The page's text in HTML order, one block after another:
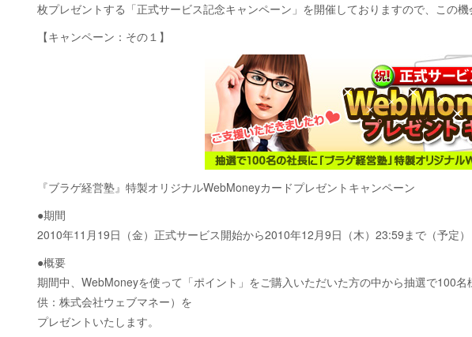
枚プレゼントする「正式サービス記念キャンペーン」を開催しておりますので、この機
【キャンペーン：その１】
『ブラゲ経営塾』特製オリジナルWebMoneyカードプレゼントキャンペーン
●期間
2010年11月19日（金）正式サービス開始から2010年12月9日（木）23:59まで（予定）
●概要
期間中、WebMoneyを使って「ポイント」をご購入いただいた方の中から抽選で100
供：株式会社ウェブマネー）を
プレゼントいたします。